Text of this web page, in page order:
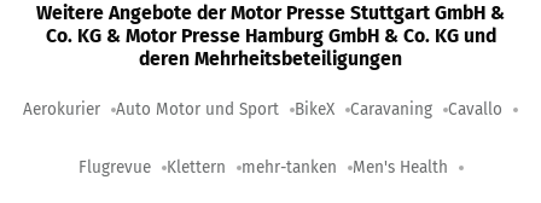
Weitere Angebote der Motor Presse Stuttgart GmbH &
Co. KG & Motor Presse Hamburg GmbH & Co. KG und
deren Mehrheitsbeteiligungen
Aerokurier Auto Motor und Sport BikeX Caravaning Cavallo
Flugrevue Klettern mehr-tanken Men's Health